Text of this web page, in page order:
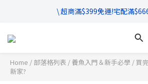
\ 超商滿$399免運!宅配滿
\ 超商滿$399免運!宅配滿
\ 滿$888享95折，$1111享9
Home / 部落格列表 / 養魚入門＆新手必學 / 買
新家?